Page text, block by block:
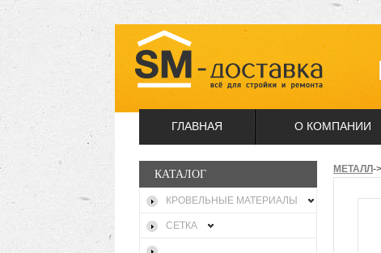
ГЛАВНАЯ О КОМПАНИИ
КАТАЛОГ
КРОВЕЛЬНЫЕ МАТЕРИАЛЫ
СЕТКА
МЕТАЛЛ->